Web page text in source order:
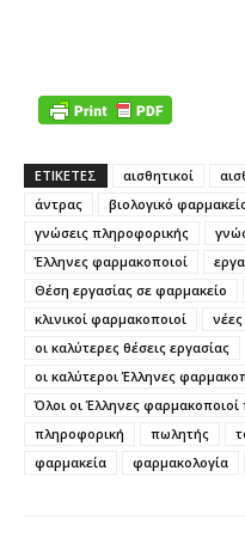
ΕΤΙΚΕΤΕΣ αισθητικοί
άντρας
βιολογικό
γνώσεις πληροφορικής
Έλληνες φαρμακοποιοί
Θέση εργασίας σε φαρμακείο
κλινικοί φαρμακοποιοί
οι καλύτερες θέσεις εργασίας
οι καλύτεροι Έλληνες
Όλοι οι Έλληνες
πληροφορική
πωλητής
φαρμακεία
φαρμακολογία